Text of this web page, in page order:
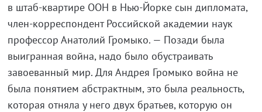
в штаб-квартире ООН в Нью-Йорке сын дипломата,
член-корреспондент Российской академии наук
профессор Анатолий Громыко. — Позади была
выигранная война, надо было обустраивать
завоеванный мир. Для Андрея Громыко война не
была понятием абстрактным, это была реальность,
которая отняла у него двух братьев, которую он